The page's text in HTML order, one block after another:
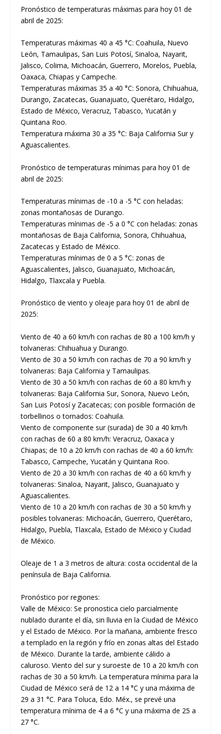
Pronóstico de temperaturas máximas para hoy 01 de
abril de 2025:
Temperaturas máximas 40 a 45 °C: Coahuila, Nuevo
León, Tamaulipas, San Luis Potosí, Sinaloa, Nayarit,
Jalisco, Colima, Michoacán, Guerrero, Morelos, Puebla,
Oaxaca, Chiapas y Campeche.
Temperaturas máximas 35 a 40 °C: Sonora, Chihuahua,
Durango, Zacatecas, Guanajuato, Querétaro, Hidalgo,
Estado de México, Veracruz, Tabasco, Yucatán y
Quintana Roo.
Temperatura máxima 30 a 35 °C: Baja California Sur y
Aguascalientes.
Pronóstico de temperaturas mínimas para hoy 01 de
abril de 2025:
Temperaturas mínimas de -10 a -5 °C con heladas:
zonas montañosas de Durango.
Temperaturas mínimas de -5 a 0 °C con heladas: zonas
montañosas de Baja California, Sonora, Chihuahua,
Zacatecas y Estado de México.
Temperaturas mínimas de 0 a 5 °C: zonas de
Aguascalientes, Jalisco, Guanajuato, Michoacán,
Hidalgo, Tlaxcala y Puebla.
Pronóstico de viento y oleaje para hoy 01 de abril de
2025:
Viento de 40 a 60 km/h con rachas de 80 a 100 km/h y
tolvaneras: Chihuahua y Durango.
Viento de 30 a 50 km/h con rachas de 70 a 90 km/h y
tolvaneras: Baja California y Tamaulipas.
Viento de 30 a 50 km/h con rachas de 60 a 80 km/h y
tolvaneras: Baja California Sur, Sonora, Nuevo León,
San Luis Potosí y Zacatecas; con posible formación de
torbellinos o tornados: Coahuila.
Viento de componente sur (surada) de 30 a 40 km/h
con rachas de 60 a 80 km/h: Veracruz, Oaxaca y
Chiapas; de 10 a 20 km/h con rachas de 40 a 60 km/h:
Tabasco, Campeche, Yucatán y Quintana Roo.
Viento de 20 a 30 km/h con rachas de 40 a 60 km/h y
tolvaneras: Sinaloa, Nayarit, Jalisco, Guanajuato y
Aguascalientes.
Viento de 10 a 20 km/h con rachas de 30 a 50 km/h y
posibles tolvaneras: Michoacán, Guerrero, Querétaro,
Hidalgo, Puebla, Tlaxcala, Estado de México y Ciudad
de México.
Oleaje de 1 a 3 metros de altura: costa occidental de la
península de Baja California.
Pronóstico por regiones:
Valle de México: Se pronostica cielo parcialmente
nublado durante el día, sin lluvia en la Ciudad de México
y el Estado de México. Por la mañana, ambiente fresco
a templado en la región y frío en zonas altas del Estado
de México. Durante la tarde, ambiente cálido a
caluroso. Viento del sur y suroeste de 10 a 20 km/h con
rachas de 30 a 50 km/h. La temperatura mínima para la
Ciudad de México será de 12 a 14 °C y una máxima de
29 a 31 °C. Para Toluca, Edo. Méx., se prevé una
temperatura mínima de 4 a 6 °C y una máxima de 25 a
27 °C.